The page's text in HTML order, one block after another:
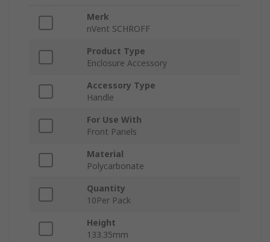
Merk
nVent SCHROFF
Product Type
Enclosure Accessory
Accessory Type
Handle
For Use With
Front Panels
Material
Polycarbonate
Quantity
10Per Pack
Height
133.35mm